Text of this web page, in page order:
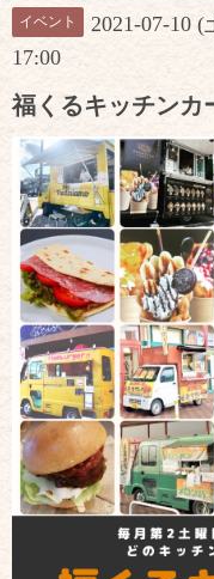
イベント
2021-07-10 (
17:00
福くるキッチンカ